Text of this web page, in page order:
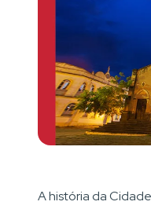
A história da